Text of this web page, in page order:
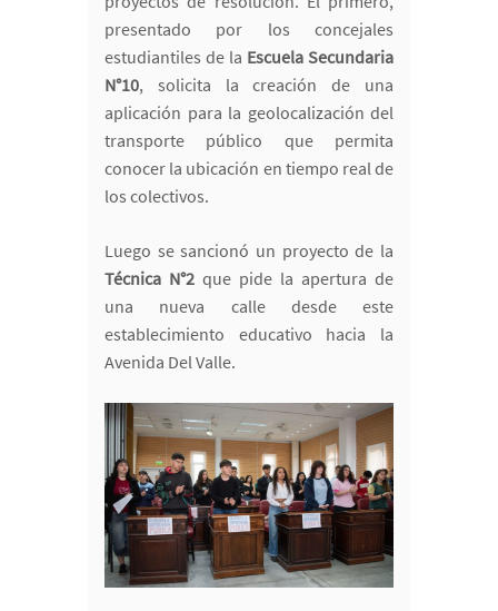
presentado por los concejales
estudiantiles de la Escuela Secundaria
N°10, solicita la creación de una
aplicación para la geolocalización del
transporte público que permita
conocer la ubicación en tiempo real de
los colectivos.
Luego se sancionó un proyecto de la
Técnica N°2 que pide la apertura de
una nueva calle desde este
establecimiento educativo hacia la
Avenida Del Valle.